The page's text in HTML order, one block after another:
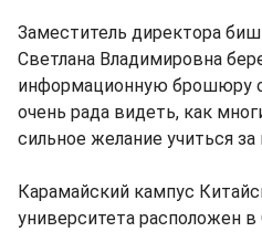
Заместитель директора
Светлана Владимировна
информационную брошюру о
очень рада видеть, как
сильное желание учиться за
Карамайский кампус
университета расположен